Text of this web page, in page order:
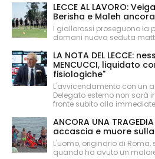
LECCE AL LAVORO:
Berisha e Maleh
I giallorossi proseguono la
domani nuova seduta
LA NOTA DEL LECCE:
MENCUCCI, liquidato
fisiologiche"
L'avvicendamento con un
Delegato esterno non sarà
fronte subito alla
ANCORA UNA
accascia e muore sulla
L'uomo, originario di
quando ha avuto un